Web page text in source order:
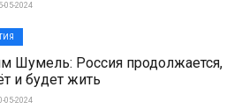
05-2024
Шумель: Россия продолжается,
и будет жить
05-2024